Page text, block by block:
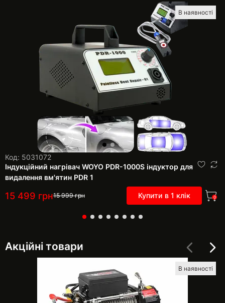
В наявності
Код: 5031072
Індукційний нагрівач WOYO PDR-1000S індуктор для
видалення вм'ятин PDR 1
15 499 грн15 999грн Купити в 1 клік 0
Акційні товари
В наявності